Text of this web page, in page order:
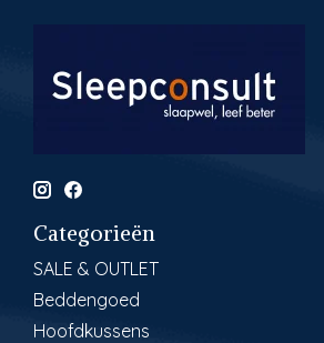
Categorieën
SALE & OUTLET
Beddengoed
Hoofdkussens